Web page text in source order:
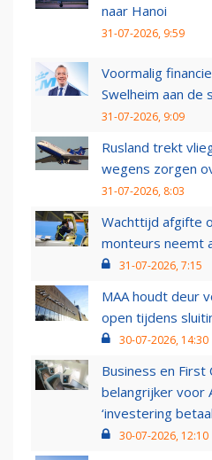
naar Hanoi
31-07-2026, 9:59
Voormalig
Swelheim aan de
31-07-2026, 9:09
Rusland trekt
wegens zorgen
31-07-2026, 8:03
Wachttijd afgifte
monteurs neemt
31-07-2026, 7:15
MAA houdt deur
open tijdens
30-07-2026, 14:30
Business en First
belangrijker voor
‘investering
30-07-2026, 12:10